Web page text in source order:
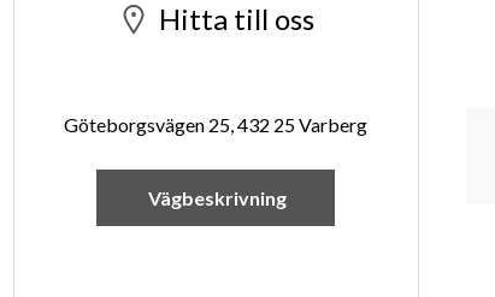
Hitta till oss
Göteborgsvägen 25, 432 25 Varberg
Vägbeskrivning